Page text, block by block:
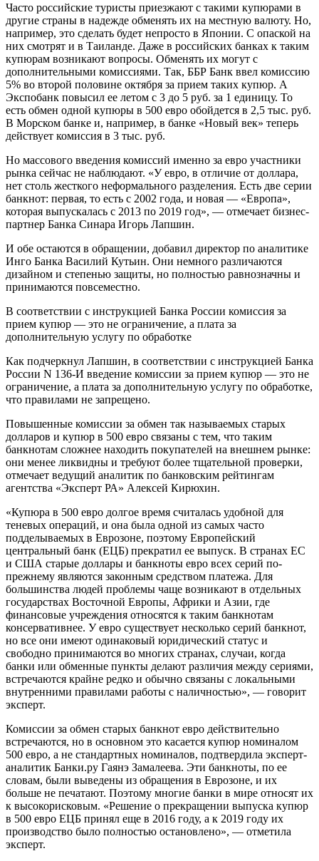
Часто российские туристы приезжают с такими купюрами в
другие страны в надежде обменять их на местную валюту. Но,
например, это сделать будет непросто в Японии. С опаской на
них смотрят и в Таиланде. Даже в российских банках к таким
купюрам возникают вопросы. Обменять их могут с
дополнительными комиссиями. Так, ББР Банк ввел комиссию
5% во второй половине октября за прием таких купюр. А
Экспобанк повысил ее летом с 3 до 5 руб. за 1 единицу. То
есть обмен одной купюры в 500 евро обойдется в 2,5 тыс. руб.
В Морском банке и, например, в банке «Новый век» теперь
действует комиссия в 3 тыс. руб.
Но массового введения комиссий именно за евро участники
рынка сейчас не наблюдают. «У евро, в отличие от доллара,
нет столь жесткого неформального разделения. Есть две серии
банкнот: первая, то есть с 2002 года, и новая — «Европа»,
которая выпускалась с 2013 по 2019 год», — отмечает бизнес-
партнер Банка Синара Игорь Лапшин.
И обе остаются в обращении, добавил директор по аналитике
Инго Банка Василий Кутьин. Они немного различаются
дизайном и степенью защиты, но полностью равнозначны и
принимаются повсеместно.
В соответствии с инструкцией Банка России комиссия за
прием купюр — это не ограничение, а плата за
дополнительную услугу по обработке
Как подчеркнул Лапшин, в соответствии с инструкцией Банка
России N 136-И введение комиссии за прием купюр — это не
ограничение, а плата за дополнительную услугу по обработке,
что правилами не запрещено.
Повышенные комиссии за обмен так называемых старых
долларов и купюр в 500 евро связаны с тем, что таким
банкнотам сложнее находить покупателей на внешнем рынке:
они менее ликвидны и требуют более тщательной проверки,
отмечает ведущий аналитик по банковским рейтингам
агентства «Эксперт РА» Алексей Кирюхин.
«Купюра в 500 евро долгое время считалась удобной для
теневых операций, и она была одной из самых часто
подделываемых в Еврозоне, поэтому Европейский
центральный банк (ЕЦБ) прекратил ее выпуск. В странах ЕС
и США старые доллары и банкноты евро всех серий по-
прежнему являются законным средством платежа. Для
большинства людей проблемы чаще возникают в отдельных
государствах Восточной Европы, Африки и Азии, где
финансовые учреждения относятся к таким банкнотам
консервативнее. У евро существует несколько серий банкнот,
но все они имеют одинаковый юридический статус и
свободно принимаются во многих странах, случаи, когда
банки или обменные пункты делают различия между сериями,
встречаются крайне редко и обычно связаны с локальными
внутренними правилами работы с наличностью», — говорит
эксперт.
Комиссии за обмен старых банкнот евро действительно
встречаются, но в основном это касается купюр номиналом
500 евро, а не стандартных номиналов, подтвердила эксперт-
аналитик Банки.ру Гаянэ Замалеева. Эти банкноты, по ее
словам, были выведены из обращения в Еврозоне, и их
больше не печатают. Поэтому многие банки в мире относят их
к высокорисковым. «Решение о прекращении выпуска купюр
в 500 евро ЕЦБ принял еще в 2016 году, а к 2019 году их
производство было полностью остановлено», — отметила
эксперт.